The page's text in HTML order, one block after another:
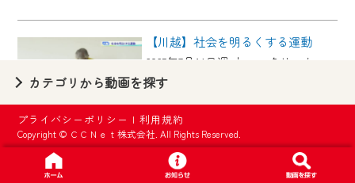
【川越】社会を明るくする運動
テーマ：川越町のトピックス
再生時間：00:01:41
登録日：2025/09/09
【川越】川越南小学校 親子奉仕作業
カテゴリから動画を探す
プライバシーポリシー |利用規約
Copyright © ＣＣＮｅｔ株式会社. All Rights Reserved.
いたします。
要となります。
※MyIDとは、CCNet Web TVを含むCCNetの
各種サービスをご利用頂くためのIDです。
IDはお客様が使っているメールアドレス
で設定できます。